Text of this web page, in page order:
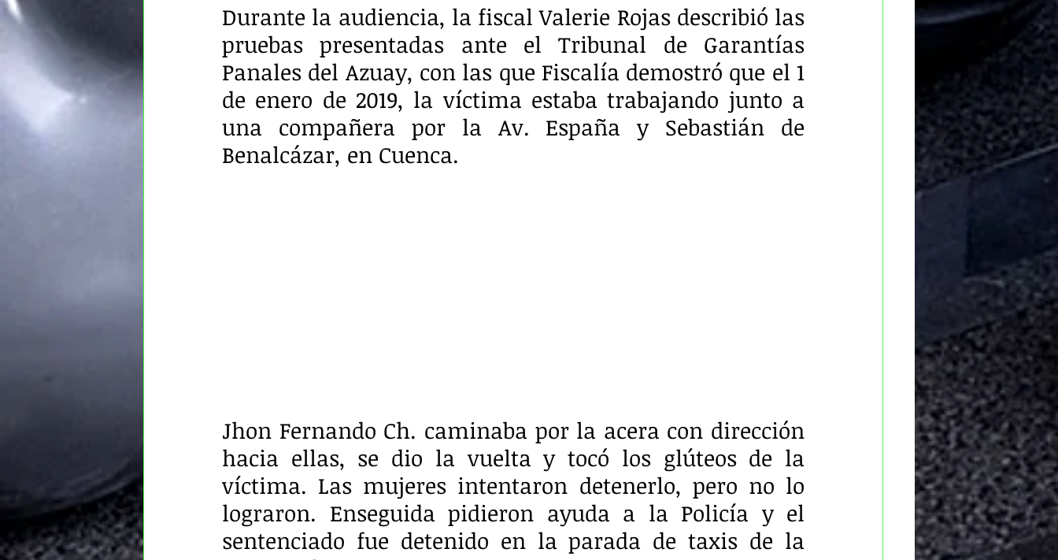
Durante la audiencia, la fiscal Valerie Rojas describió las
pruebas presentadas ante el Tribunal de Garantías
Panales del Azuay, con las que Fiscalía demostró que el 1
de enero de 2019, la víctima estaba trabajando junto a
una compañera por la Av. España y Sebastián de
Benalcázar, en Cuenca.
Jhon Fernando Ch. caminaba por la acera con dirección
hacia ellas, se dio la vuelta y tocó los glúteos de la
víctima. Las mujeres intentaron detenerlo, pero no lo
lograron. Enseguida pidieron ayuda a la Policía y el
sentenciado fue detenido en la parada de taxis de la